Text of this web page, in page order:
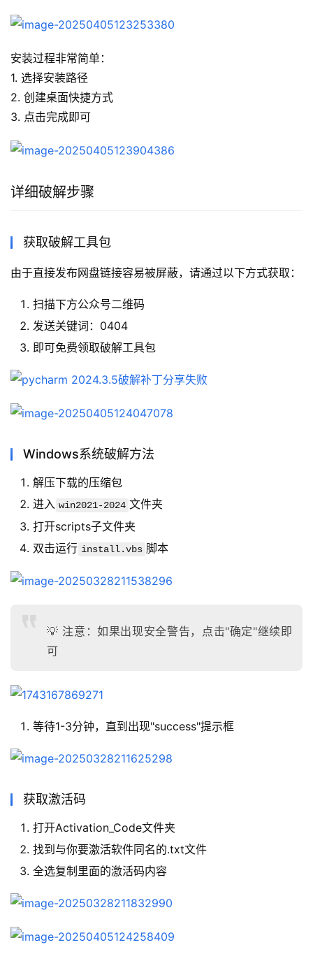
安装过程非常简单：
1. 选择安装路径
2. 创建桌面快捷方式
3. 点击完成即可
详细破解步骤
获取破解工具包
由于直接发布网盘链接容易被屏蔽，请通过以下方式获取：
扫描下方公众号二维码
发送关键词：0404
即可免费领取破解工具包
Windows系统破解方法
解压下载的压缩包
进入 win2021-2024 文件夹
打开scripts子文件夹
双击运行 install.vbs 脚本
💡 注意：如果出现安全警告，点击"确定"继续即
可
等待1-3分钟，直到出现"success"提示框
获取激活码
打开Activation_Code文件夹
找到与你要激活软件同名的.txt文件
全选复制里面的激活码内容